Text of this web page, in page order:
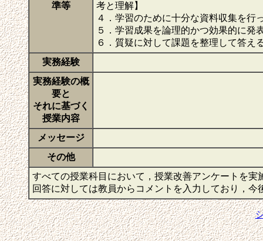
準等
考と理解】
４．学習のために十分な資料収集を行
５．学習成果を論理的かつ効果的に発
６．質疑に対して課題を整理して答
実務経験
実務経験の概
要と
それに基づく
授業内容
メッセージ
その他
すべての授業科目において，授業改善アンケートを
回答に対しては教員からコメントを入力しており，